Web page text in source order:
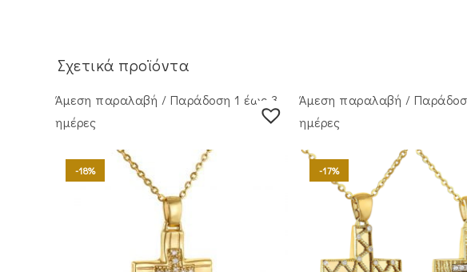
Σχετικά προϊόντα
Άμεση παραλαβή / Παράδoση 1 έως 3
ημέρες
-18%
Άμεση παραλαβή /
ημέρες
-17%